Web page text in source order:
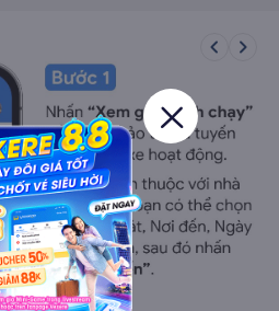
keyboard_arrow_left keyboard_arrow_right